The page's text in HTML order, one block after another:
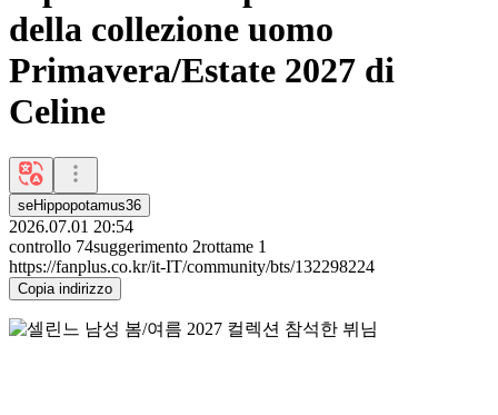
della collezione uomo
Primavera/Estate 2027 di
Celine
seHippopotamus36
2026.07.01 20:54
controllo 74suggerimento 2rottame 1
https://fanplus.co.kr/it-IT/community/bts/132298224
Copia indirizzo